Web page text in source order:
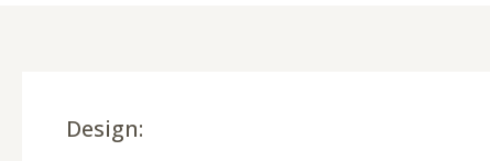
Design: